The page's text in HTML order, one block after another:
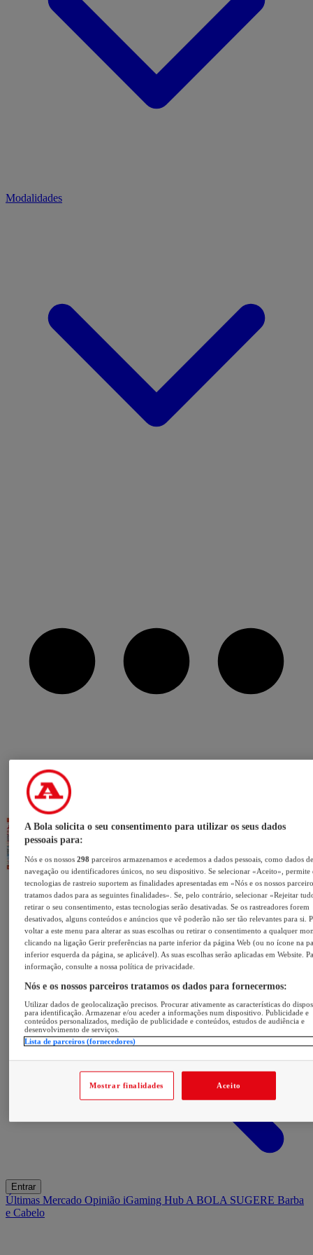
Modalidades
Entrar
Últimas Mercado Opinião iGaming Hub A BOLA SUGERE Barba
e Cabelo
A Bola solicita o seu consentimento para utilizar os seus dados
pessoais para:
Nós e os nossos 298 parceiros armazenamos e acedemos a dados pessoais, como dados de
navegação ou identificadores únicos, no seu dispositivo. Se selecionar «Aceito», permite
tecnologias de rastreio suportem as finalidades apresentadas em «Nós e os nossos
tratamos dados para as seguintes finalidades». Se, pelo contrário, selecionar «Rejeitar
retirar o seu consentimento, estas tecnologias serão desativadas. Se os rastreadores forem
desativados, alguns conteúdos e anúncios que vê poderão não ser tão relevantes para si.
voltar a este menu para alterar as suas escolhas ou retirar o consentimento a qualquer
clicando na ligação Gerir preferências na parte inferior da página Web (ou no ícone na
inferior esquerda da página, se aplicável). As suas escolhas serão aplicadas em Website.
informação, consulte a nossa política de privacidade.
Nós e os nossos parceiros tratamos os dados para fornecermos:
Utilizar dados de geolocalização precisos. Procurar ativamente as características do
para identificação. Armazenar e/ou aceder a informações num dispositivo. Publicidade e
conteúdos personalizados, medição de publicidade e conteúdos, estudos de audiência e
desenvolvimento de serviços.
Lista de parceiros (fornecedores)
Mostrar finalidades Aceito